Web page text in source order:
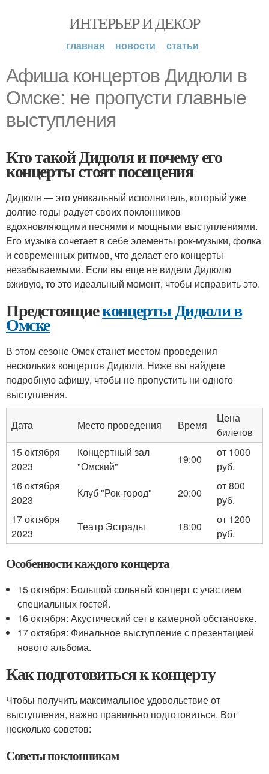
ИНТЕРЬЕР И ДЕКОР
главная новости статьи
Афиша концертов Дидюли в
Омске: не пропусти главные
выступления
Кто такой Дидюля и почему его
концерты стоят посещения
Дидюля — это уникальный исполнитель, который уже
долгие годы радует своих поклонников
вдохновляющими песнями и мощными выступлениями.
Его музыка сочетает в себе элементы рок-музыки, фолка
и современных ритмов, что делает его концерты
незабываемыми. Если вы еще не видели Дидюлю
вживую, то это идеальный момент, чтобы исправить это.
Предстоящиеконцерты Дидюли в
Омске
В этом сезоне Омск станет местом проведения
нескольких концертов Дидюли. Ниже вы найдете
подробную афишу, чтобы не пропустить ни одного
выступления.
Дата Место проведения Время
Цена
билетов
15 октября
2023
Концертный зал
"Омский"
19:00
от 1000
руб.
16 октября
2023
Клуб "Рок-город" 20:00
от 800
руб.
17 октября
2023
Театр Эстрады 18:00
от 1200
руб.
Особенности каждого концерта
15 октября: Большой сольный концерт с участием
специальных гостей.
16 октября: Акустический сет в камерной обстановке.
17 октября: Финальное выступление с презентацией
нового альбома.
Как подготовиться к концерту
Чтобы получить максимальное удовольствие от
выступления, важно правильно подготовиться. Вот
несколько советов:
Советы поклонникам